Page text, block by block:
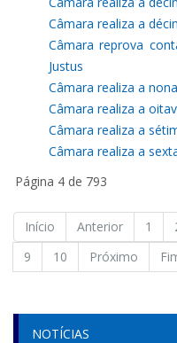
Câmara realiza a
Câmara reprova
Justus
Câmara realiza a
Câmara realiza a
Câmara realiza a
Câmara realiza a
Página 4 de 793
Início Anterior 1
9
10 Próximo
NOTÍCIAS